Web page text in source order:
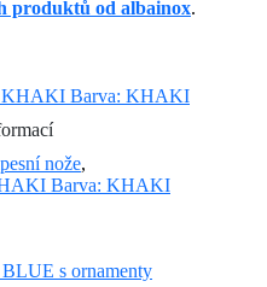
produktů od albainox.
nože,
Barva: KHAKI